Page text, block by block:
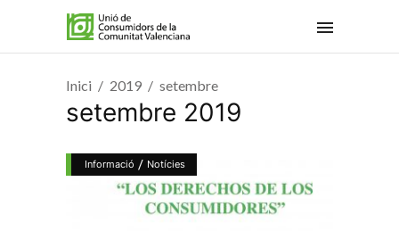
Inici 2019 setembre
setembre 2019
Informació / Notícies